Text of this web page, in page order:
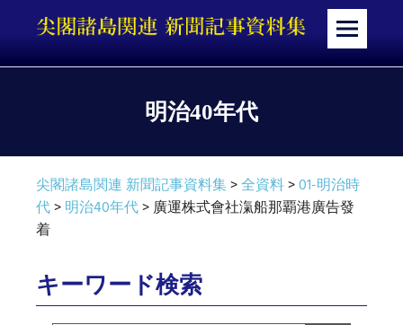
テ
メ
明治40年代
尖閣諸島関連 新聞記事資料集>全資料>01-明治時
代>明治40年代>廣運株式會社滊船那覇港廣告發
着
キーワード検索